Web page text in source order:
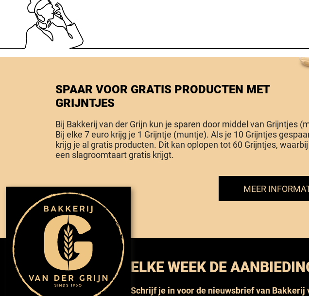
SPAAR VOOR GRATIS PRODUCTEN MET
GRIJNTJES
Bij Bakkerij van der Grijn kun je sparen door middel van Grijntjes
Bij elke 7 euro krijg je 1 Grijntje (muntje). Als je 10 Grijntjes
krijg je al gratis producten. Dit kan oplopen tot 60 Grijntjes,
een slagroomtaart gratis krijgt.
MEER
ELKE WEEK DE
Schrijf je in voor de nieuwsbrief van Bakkerij